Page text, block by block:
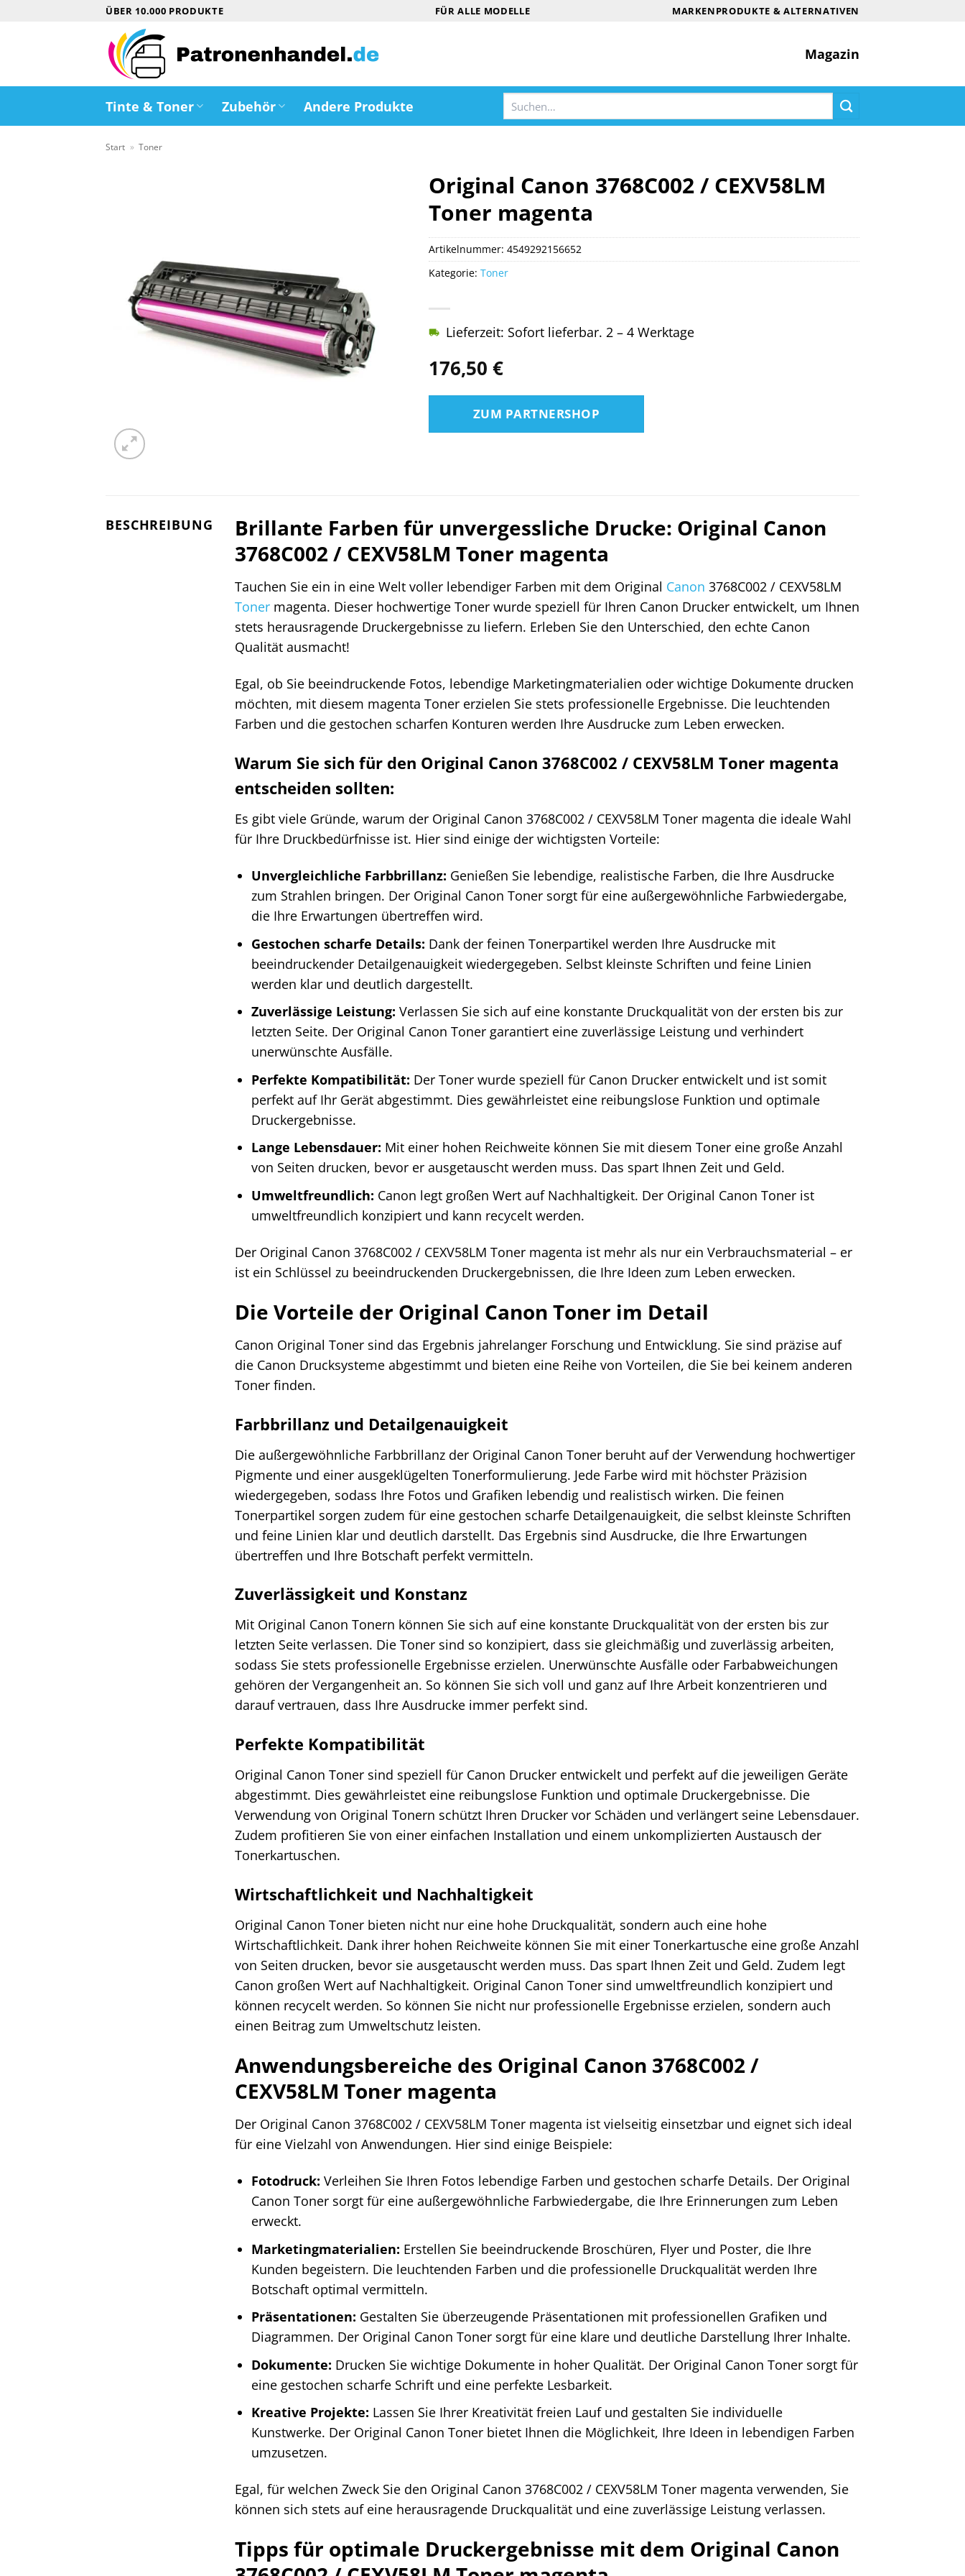
ÜBER 10.000 PRODUKTE FÜR ALLE MODELLE MARKENPRODUKTE & ALTERNATIVEN
Magazin
Tinte & Toner Zubehör Andere Produkte
Suchen
nach:
Start » Toner
Original Canon 3768C002 / CEXV58LM
Toner magenta
176,50 €
Lieferzeit: Sofort lieferbar. 2 – 4 Werktage
ZUM PARTNERSHOP
Artikelnummer: 4549292156652
Kategorie: Toner
BESCHREIBUNG
Brillante Farben für unvergessliche Drucke: Original Canon
3768C002 / CEXV58LM Toner magenta
Tauchen Sie ein in eine Welt voller lebendiger Farben mit dem Original Canon 3768C002 / CEXV58LM
Toner magenta. Dieser hochwertige Toner wurde speziell für Ihren Canon Drucker entwickelt, um Ihnen
stets herausragende Druckergebnisse zu liefern. Erleben Sie den Unterschied, den echte Canon
Qualität ausmacht!
Egal, ob Sie beeindruckende Fotos, lebendige Marketingmaterialien oder wichtige Dokumente drucken
möchten, mit diesem magenta Toner erzielen Sie stets professionelle Ergebnisse. Die leuchtenden
Farben und die gestochen scharfen Konturen werden Ihre Ausdrucke zum Leben erwecken.
Warum Sie sich für den Original Canon 3768C002 / CEXV58LM Toner magenta
entscheiden sollten:
Es gibt viele Gründe, warum der Original Canon 3768C002 / CEXV58LM Toner magenta die ideale Wahl
für Ihre Druckbedürfnisse ist. Hier sind einige der wichtigsten Vorteile:
Unvergleichliche Farbbrillanz: Genießen Sie lebendige, realistische Farben, die Ihre Ausdrucke
zum Strahlen bringen. Der Original Canon Toner sorgt für eine außergewöhnliche Farbwiedergabe,
die Ihre Erwartungen übertreffen wird.
Gestochen scharfe Details: Dank der feinen Tonerpartikel werden Ihre Ausdrucke mit
beeindruckender Detailgenauigkeit wiedergegeben. Selbst kleinste Schriften und feine Linien
werden klar und deutlich dargestellt.
Zuverlässige Leistung: Verlassen Sie sich auf eine konstante Druckqualität von der ersten bis zur
letzten Seite. Der Original Canon Toner garantiert eine zuverlässige Leistung und verhindert
unerwünschte Ausfälle.
Perfekte Kompatibilität: Der Toner wurde speziell für Canon Drucker entwickelt und ist somit
perfekt auf Ihr Gerät abgestimmt. Dies gewährleistet eine reibungslose Funktion und optimale
Druckergebnisse.
Lange Lebensdauer: Mit einer hohen Reichweite können Sie mit diesem Toner eine große Anzahl
von Seiten drucken, bevor er ausgetauscht werden muss. Das spart Ihnen Zeit und Geld.
Umweltfreundlich: Canon legt großen Wert auf Nachhaltigkeit. Der Original Canon Toner ist
umweltfreundlich konzipiert und kann recycelt werden.
Der Original Canon 3768C002 / CEXV58LM Toner magenta ist mehr als nur ein Verbrauchsmaterial – er
ist ein Schlüssel zu beeindruckenden Druckergebnissen, die Ihre Ideen zum Leben erwecken.
Die Vorteile der Original Canon Toner im Detail
Canon Original Toner sind das Ergebnis jahrelanger Forschung und Entwicklung. Sie sind präzise auf
die Canon Drucksysteme abgestimmt und bieten eine Reihe von Vorteilen, die Sie bei keinem anderen
Toner finden.
Farbbrillanz und Detailgenauigkeit
Die außergewöhnliche Farbbrillanz der Original Canon Toner beruht auf der Verwendung hochwertiger
Pigmente und einer ausgeklügelten Tonerformulierung. Jede Farbe wird mit höchster Präzision
wiedergegeben, sodass Ihre Fotos und Grafiken lebendig und realistisch wirken. Die feinen
Tonerpartikel sorgen zudem für eine gestochen scharfe Detailgenauigkeit, die selbst kleinste Schriften
und feine Linien klar und deutlich darstellt. Das Ergebnis sind Ausdrucke, die Ihre Erwartungen
übertreffen und Ihre Botschaft perfekt vermitteln.
Zuverlässigkeit und Konstanz
Mit Original Canon Tonern können Sie sich auf eine konstante Druckqualität von der ersten bis zur
letzten Seite verlassen. Die Toner sind so konzipiert, dass sie gleichmäßig und zuverlässig arbeiten,
sodass Sie stets professionelle Ergebnisse erzielen. Unerwünschte Ausfälle oder Farbabweichungen
gehören der Vergangenheit an. So können Sie sich voll und ganz auf Ihre Arbeit konzentrieren und
darauf vertrauen, dass Ihre Ausdrucke immer perfekt sind.
Perfekte Kompatibilität
Original Canon Toner sind speziell für Canon Drucker entwickelt und perfekt auf die jeweiligen Geräte
abgestimmt. Dies gewährleistet eine reibungslose Funktion und optimale Druckergebnisse. Die
Verwendung von Original Tonern schützt Ihren Drucker vor Schäden und verlängert seine Lebensdauer.
Zudem profitieren Sie von einer einfachen Installation und einem unkomplizierten Austausch der
Tonerkartuschen.
Wirtschaftlichkeit und Nachhaltigkeit
Original Canon Toner bieten nicht nur eine hohe Druckqualität, sondern auch eine hohe
Wirtschaftlichkeit. Dank ihrer hohen Reichweite können Sie mit einer Tonerkartusche eine große Anzahl
von Seiten drucken, bevor sie ausgetauscht werden muss. Das spart Ihnen Zeit und Geld. Zudem legt
Canon großen Wert auf Nachhaltigkeit. Original Canon Toner sind umweltfreundlich konzipiert und
können recycelt werden. So können Sie nicht nur professionelle Ergebnisse erzielen, sondern auch
einen Beitrag zum Umweltschutz leisten.
Anwendungsbereiche des Original Canon 3768C002 /
CEXV58LM Toner magenta
Der Original Canon 3768C002 / CEXV58LM Toner magenta ist vielseitig einsetzbar und eignet sich ideal
für eine Vielzahl von Anwendungen. Hier sind einige Beispiele:
Fotodruck: Verleihen Sie Ihren Fotos lebendige Farben und gestochen scharfe Details. Der Original
Canon Toner sorgt für eine außergewöhnliche Farbwiedergabe, die Ihre Erinnerungen zum Leben
erweckt.
Marketingmaterialien: Erstellen Sie beeindruckende Broschüren, Flyer und Poster, die Ihre
Kunden begeistern. Die leuchtenden Farben und die professionelle Druckqualität werden Ihre
Botschaft optimal vermitteln.
Präsentationen: Gestalten Sie überzeugende Präsentationen mit professionellen Grafiken und
Diagrammen. Der Original Canon Toner sorgt für eine klare und deutliche Darstellung Ihrer Inhalte.
Dokumente: Drucken Sie wichtige Dokumente in hoher Qualität. Der Original Canon Toner sorgt für
eine gestochen scharfe Schrift und eine perfekte Lesbarkeit.
Kreative Projekte: Lassen Sie Ihrer Kreativität freien Lauf und gestalten Sie individuelle
Kunstwerke. Der Original Canon Toner bietet Ihnen die Möglichkeit, Ihre Ideen in lebendigen Farben
umzusetzen.
Egal, für welchen Zweck Sie den Original Canon 3768C002 / CEXV58LM Toner magenta verwenden, Sie
können sich stets auf eine herausragende Druckqualität und eine zuverlässige Leistung verlassen.
Tipps für optimale Druckergebnisse mit dem Original Canon